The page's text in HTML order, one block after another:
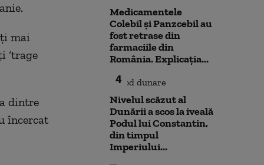
mai
‘trage
dintre
încercat
Medicamentele
Colebil și Panzcebil au
fost retrase din
farmaciile din
România. Explicația...
4
Nivelul scăzut al
Dunării a scos la iveală
Podul lui Constantin,
din timpul
Imperiului...